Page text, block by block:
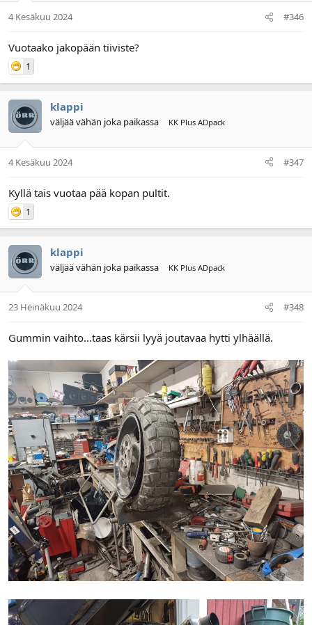
4 Kesäkuu 2024 #346
Vuotaako jakopään tiiviste?
1
klappi
väljää vähän joka paikassa KK Plus ADpack
4 Kesäkuu 2024 #347
Kyllä tais vuotaa pää kopan pultit.
1
klappi
väljää vähän joka paikassa KK Plus ADpack
23 Heinäkuu 2024 #348
Gummin vaihto...taas kärsii lyyä joutavaa hytti ylhäällä.